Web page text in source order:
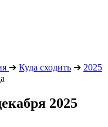
➔ Куда сходить ➔ 2025
2025